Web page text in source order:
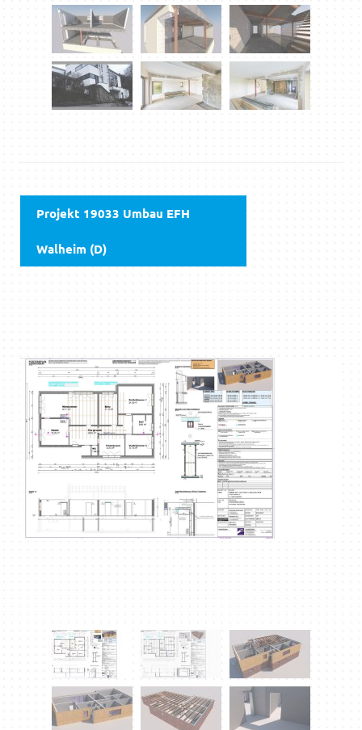
Projekt 19033 Umbau EFH
Walheim (D)